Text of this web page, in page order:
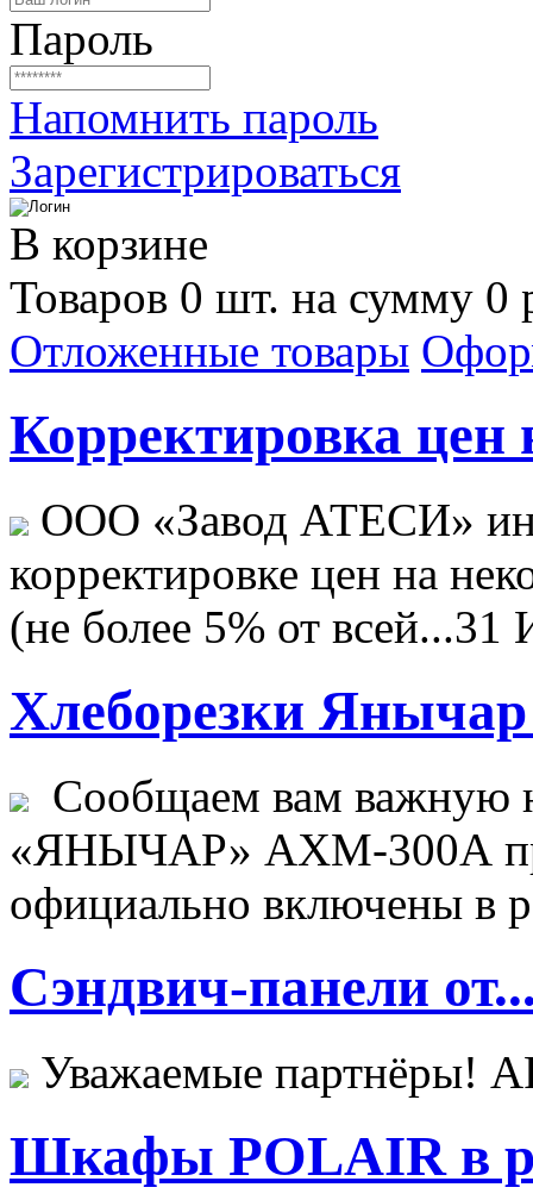
Пароль
Напомнить пароль
Зарегистрироваться
В корзине
Товаров 0 шт. на сумму 0
Отложенные товары
Корректировка цен
ООО «Завод АТЕСИ»
корректировке цен на
(не более 5% от всей...31
Хлеборезки Янычар
Сообщаем вам важную
«ЯНЫЧАР» АХМ-300А
официально включены в
Сэндвич-панели
Уважаемые
Шкафы POLAIR в